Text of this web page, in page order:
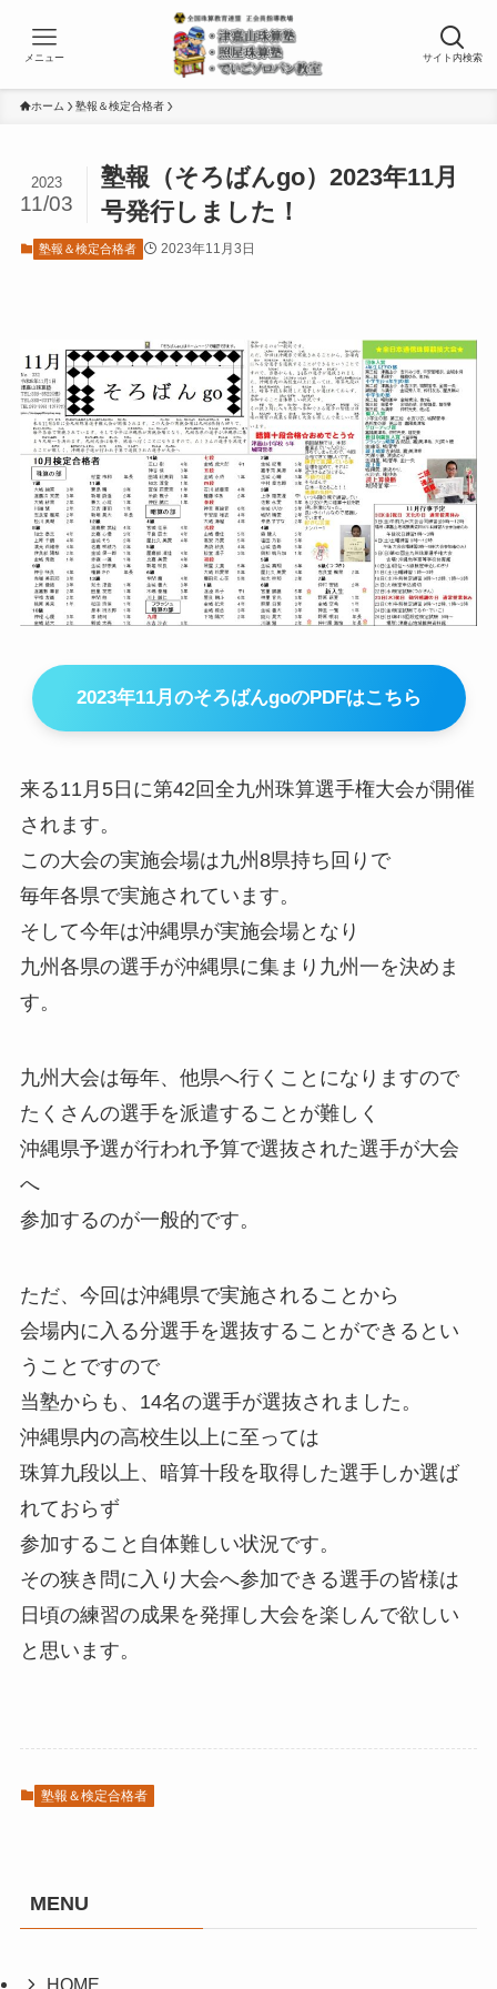
サイト内検索
メニュー
ホーム 塾報＆検定合格者
塾報（そろばんgo）2023年11月
号発行しました！
2023
11/03
塾報＆検定合格者 2023年11月3日
2023年11月のそろばんgoのPDFはこちら
来る11月5日に第42回全九州珠算選手権大会が開催
されます。
この大会の実施会場は九州8県持ち回りで
毎年各県で実施されています。
そして今年は沖縄県が実施会場となり
九州各県の選手が沖縄県に集まり九州一を決めま
す。
九州大会は毎年、他県へ行くことになりますので
たくさんの選手を派遣することが難しく
沖縄県予選が行われ予算で選抜された選手が大会
へ
参加するのが一般的です。
ただ、今回は沖縄県で実施されることから
会場内に入る分選手を選抜することができるとい
うことですので
当塾からも、14名の選手が選抜されました。
沖縄県内の高校生以上に至っては
珠算九段以上、暗算十段を取得した選手しか選ば
れておらず
参加すること自体難しい状況です。
その狭き問に入り大会へ参加できる選手の皆様は
日頃の練習の成果を発揮し大会を楽しんで欲しい
と思います。
塾報＆検定合格者
MENU
HOME